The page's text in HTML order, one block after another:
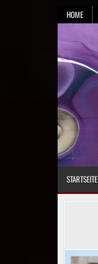
HOME
STARTSEITE